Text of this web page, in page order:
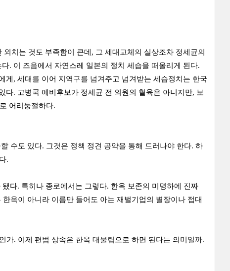
치는 것도 부족함이 큰데, 그 세대교체의 실상조차 정세균의
. 이 즈음에서 자연스레 일본의 정치 세습을 떠올리게 된다.
게, 세대를 이어 지역구를 넘겨주고 넘겨받는 세습정치는 한국
다. 고병국 예비후보가 정세균 전 의원의 혈육은 아니지만, 보
어리둥절하다.
수도 있다. 그것은 정책 정견 공약을 통해 드러나야 한다. 하
.
다. 특히나 종로에서는 그렇다. 한옥 보존의 미명하에 진짜
옥이 아니라 이름만 들어도 아는 재벌기업의 별장이나 접대
가. 이제 편법 상속은 한옥 대물림으로 하면 된다는 의미일까.